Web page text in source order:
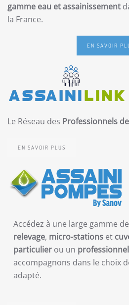
gamme eau et assainissement
la France.
EN SAVOIR
Le Réseau des Professionnels
EN SAVOIR PLUS
Accédez à une large gamme
relevage, micro-stations et
particulier ou un professionnel
accompagnons dans le choix
adapté.